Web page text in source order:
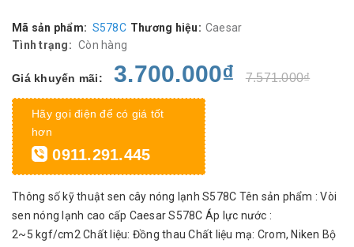
Mã sản phẩm: S578C Thương hiệu: Caesar
Tình trạng: Còn hàng
Giá khuyến mãi: 3.700.000₫ 7.571.000₫
Hãy gọi điện để có giá tốt
hơn
0911.291.445
Thông số kỹ thuật sen cây nóng lạnh S578C Tên sản phẩm : Vòi
sen nóng lạnh cao cấp Caesar S578C Áp lực nước :
2~5 kgf/cm2 Chất liệu: Đồng thau Chất liệu mạ: Crom, Niken Bộ